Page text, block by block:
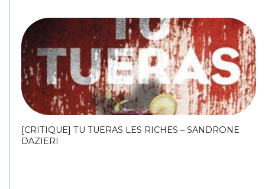
[CRITIQUE] TU TUERAS LES RICHES – SANDRONE
DAZIERI